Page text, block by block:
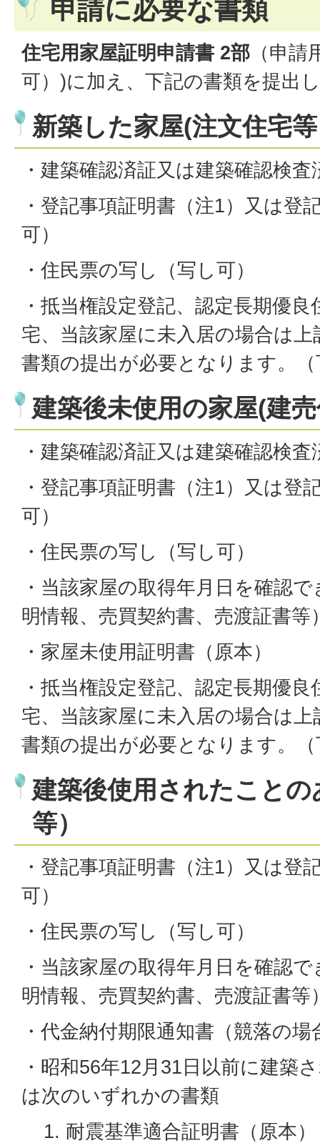
申請に必要な書類
住宅用家屋証明申請書 2部 （申
可）)に加え、下記の書類を提出
新築した家屋(注文住宅
・建築確認済証又は建築確認検
・登記事項証明書（注1）又は登
可）
・住民票の写し（写し可）
・抵当権設定登記、認定長期優
宅、当該家屋に未入居の場合は
書類の提出が必要となります。
建築後未使用の家屋(建
・建築確認済証又は建築確認検
・登記事項証明書（注1）又は登
可）
・住民票の写し（写し可）
・当該家屋の取得年月日を確認
明情報、売買契約書、売渡証書等
・家屋未使用証明書（原本）
・抵当権設定登記、認定長期優
宅、当該家屋に未入居の場合は
書類の提出が必要となります。
建築後使用されたこと
等）
・登記事項証明書（注1）又は登
可）
・住民票の写し（写し可）
・当該家屋の取得年月日を確認
明情報、売買契約書、売渡証書等
・代金納付期限通知書（競落の
・昭和56年12月31日以前に建築
は次のいずれかの書類
耐震基準適合証明書（原本）